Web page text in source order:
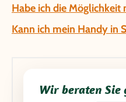
Habe ich die Möglichkeit
Kann ich mein Handy in
Wir beraten Sie